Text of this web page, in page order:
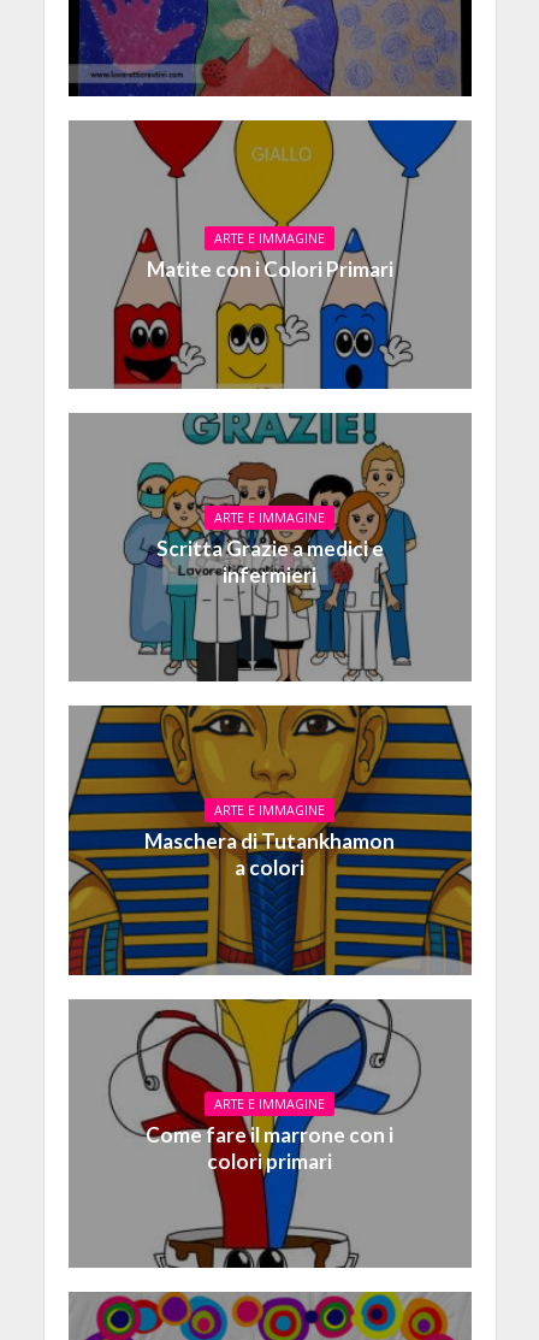
ARTE E IMMAGINE
Matite con i Colori Primari
ARTE E IMMAGINE
Scritta Grazie a medici e
infermieri
ARTE E IMMAGINE
Maschera di Tutankhamon
a colori
ARTE E IMMAGINE
Come fare il marrone con i
colori primari